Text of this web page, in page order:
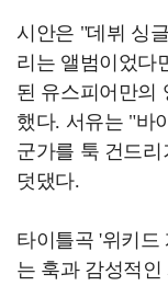
시안은 "데뷔 싱
리는 앨범이었다
된 유스피어만의
했다. 서유는 "바
군가를 툭 건드
덧댔다.
타이틀곡 '위키드
는 훅과 감성적